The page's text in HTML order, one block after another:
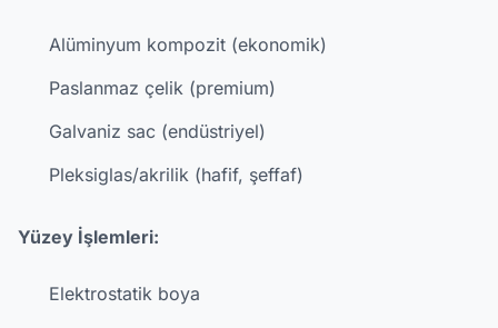
Alüminyum kompozit (ekonomik)
Paslanmaz çelik (premium)
Galvaniz sac (endüstriyel)
Pleksiglas/akrilik (hafif, şeffaf)
Yüzey İşlemleri:
Elektrostatik boya